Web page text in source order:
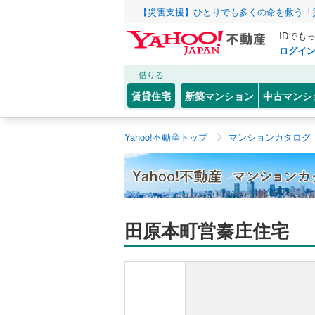
【災害支援】ひとりでも多くの命を救う
IDでも
ログイン
借りる
賃貸住宅 新築マンション 中古マンシ
Yahoo!不動産トップ マンションカタログ
田原本町営秦庄住宅